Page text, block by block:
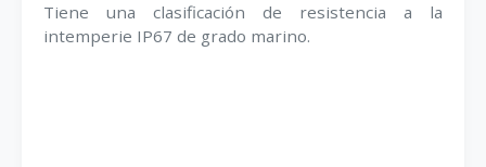
Tiene una clasificación de resistencia a la
intemperie IP67 de grado marino.